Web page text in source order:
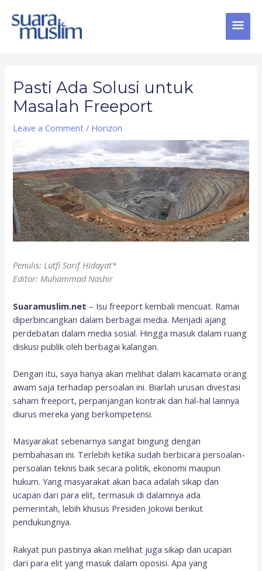
content
Pasti Ada Solusi untuk
Masalah Freeport
Leave a Comment / Horizon
Penulis: Lutfi Sarif Hidayat*
Editor: Muhammad Nashir
Suaramuslim.net – Isu freeport kembali mencuat. Ramai
diperbincangkan dalam berbagai media. Menjadi ajang
perdebatan dalam media sosial. Hingga masuk dalam ruang
diskusi publik oleh berbagai kalangan.
Dengan itu, saya hanya akan melihat dalam kacamata orang
awam saja terhadap persoalan ini. Biarlah urusan divestasi
saham freeport, perpanjangan kontrak dan hal-hal lainnya
diurus mereka yang berkompetensi.
Masyarakat sebenarnya sangat bingung dengan
pembahasan ini. Terlebih ketika sudah berbicara persoalan-
persoalan teknis baik secara politik, ekonomi maupun
hukum. Yang masyarakat akan baca adalah sikap dan
ucapan dari para elit, termasuk di dalamnya ada
pemerintah, lebih khusus Presiden Jokowi berikut
pendukungnya.
Rakyat pun pastinya akan melihat juga sikap dan ucapan
dari para elit yang masuk dalam oposisi. Apa yang